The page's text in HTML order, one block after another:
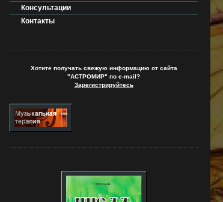
Консультации
Контакты
Хотите получать свежую информацию от сайта
"АСТРОМИР" по e-mail?
Зарегистрируйтесь